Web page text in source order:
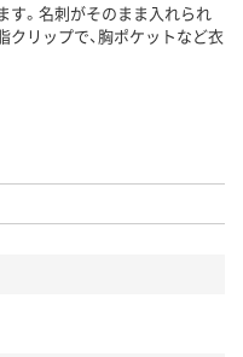
す。名刺がそのまま入れられ
クリップで、胸ポケットなど衣